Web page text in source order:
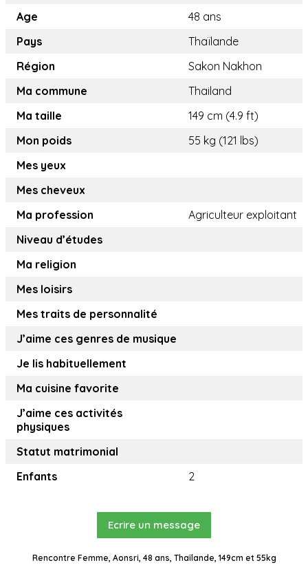
Age
48 ans
Pays
Thaïlande
Région
Sakon Nakhon
Ma commune
Thailand
Ma taille
149 cm (4.9 ft)
Mon poids
55 kg (121 lbs)
Mes yeux
Mes cheveux
Ma profession
Agriculteur exploitant
Niveau d’études
Ma religion
Mes loisirs
Mes traits de personnalité
J’aime ces genres de musique
Je lis habituellement
Ma cuisine favorite
J’aime ces activités
physiques
Statut matrimonial
Enfants
2
Ecrire un message
Rencontre Femme, Aonsri, 48 ans, Thaïlande, 149cm et 55kg